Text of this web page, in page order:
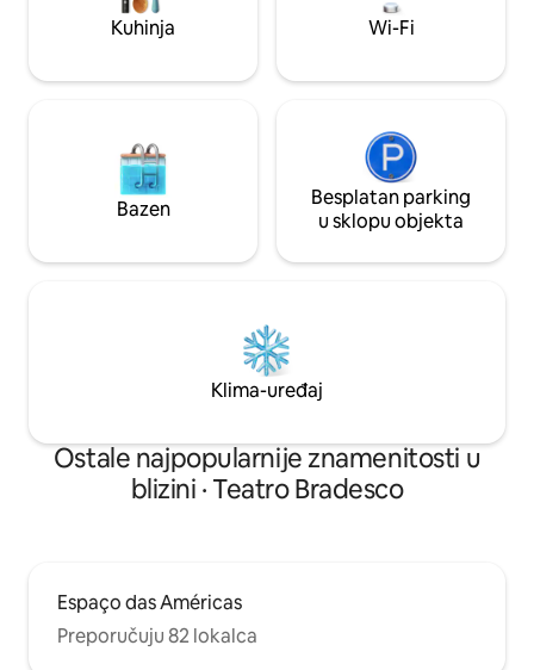
bolnice São Camilo Pompeia i PUC-a.
svemu pješice.
Kuhinja Wi-Fi
Bazen
Besplatan parking
u sklopu objekta
Klima-uređaj
Ostale najpopularnije znamenitosti u
blizini · Teatro Bradesco
Espaço das Américas
Preporučuju 82 lokalca